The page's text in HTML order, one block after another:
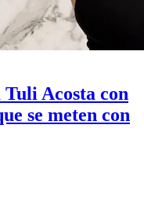
Acosta con
se meten con